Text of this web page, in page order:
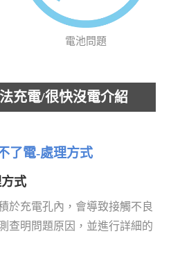
電池問題
充電/很快沒電介紹
了電-處理方式
式
於充電孔內，會導致接觸不良
查明問題原因，並進行詳細的